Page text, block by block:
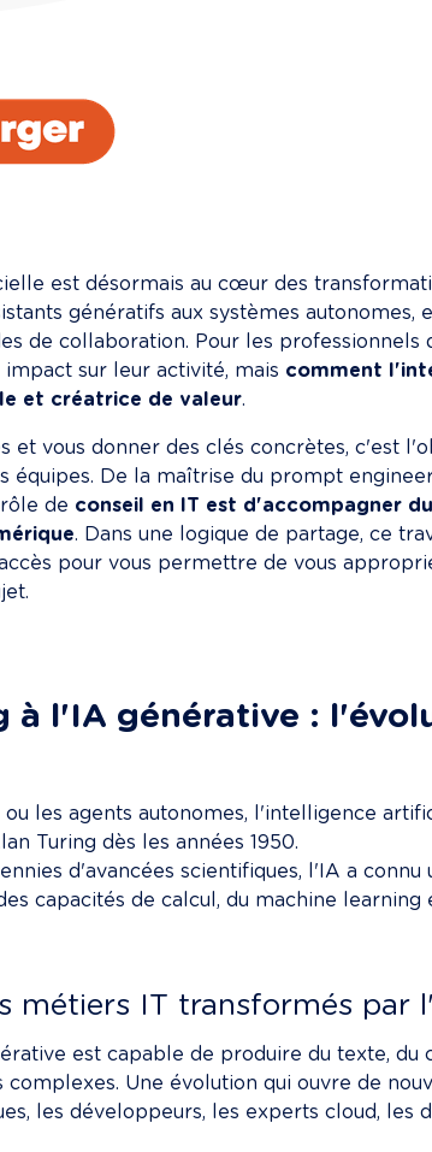
est désormais au cœur des
génératifs aux systèmes autonomes,
de collaboration. Pour les professionnels
sur leur activité, mais comment
et créatrice de valeur.
et vous donner des clés concrètes, c'est
équipes. De la maîtrise du prompt
de conseil en IT est d'accompagner
. Dans une logique de partage, ce
pour vous permettre de vous
à l'IA générative :
ou les agents autonomes, l'intelligence
Turing dès les années 1950.
d'avancées scientifiques, l'IA a connu
capacités de calcul, du machine learning
métiers IT transformés par
est capable de produire du texte, du
complexes. Une évolution qui ouvre de
les développeurs, les experts cloud, les